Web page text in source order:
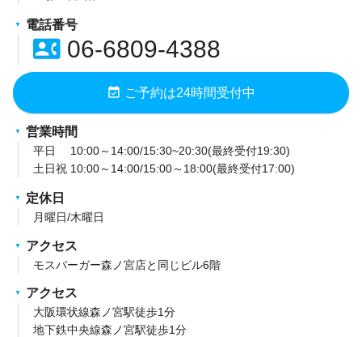
電話番号
contact_phone06-6809-4388
event_available ご予約は24時間受付中
営業時間
平日 10:00～14:00/15:30~20:30(最終受付19:30)
土日祝 10:00～14:00/15:00～18:00(最終受付17:00)
定休日
月曜日/木曜日
アクセス
モスバーガー森ノ宮店と同じビル6階
アクセス
大阪環状線森ノ宮駅徒歩1分
地下鉄中央線森ノ宮駅徒歩1分